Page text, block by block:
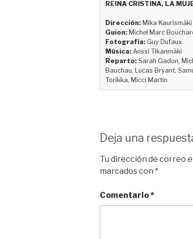
s
y
o
d
o
n
b
o
o
k
i
t
l
REINA CRISTINA, LA
Dirección: Mika Kaurismäki
Guion: Michel Marc
Fotografía: Guy Dufaux
Música: Anssi Tikanmäki
Reparto: Sarah Gadon,
Bauchau, Lucas Bryant,
Torikka, Micci Martin
Deja una
Tu dirección de correo
marcados con *
Comentario*